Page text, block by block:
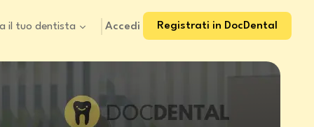
il tuo dentista Accedi Registrati in DocDental